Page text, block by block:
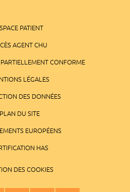
PATIENT
AGENT CHU
PARTIELLEMENT CONFORME
LÉGALES
DES DONNÉES
PLAN DU SITE
EUROPÉENS
HAS
DES COOKIES